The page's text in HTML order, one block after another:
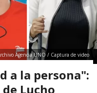
Agencia UNO / Captura de video
a la persona":
Lucho